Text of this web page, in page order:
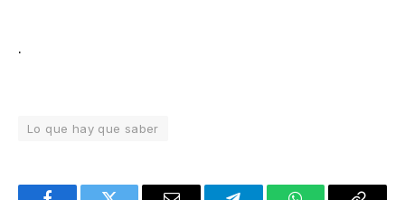
.
Lo que hay que saber